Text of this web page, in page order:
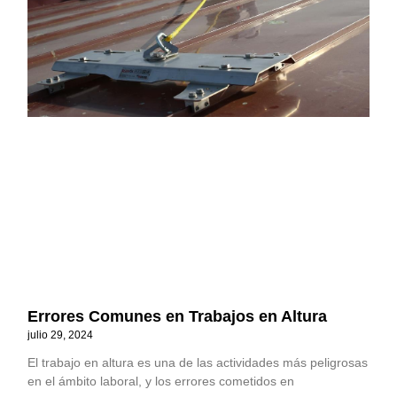
Errores Comunes en Trabajos en Altura
julio 29, 2024
El trabajo en altura es una de las actividades más peligrosas
en el ámbito laboral, y los errores cometidos en